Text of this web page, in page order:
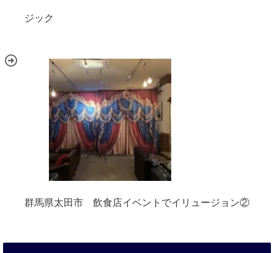
ジック
群馬県太田市 飲食店イベントでイリュージョン②